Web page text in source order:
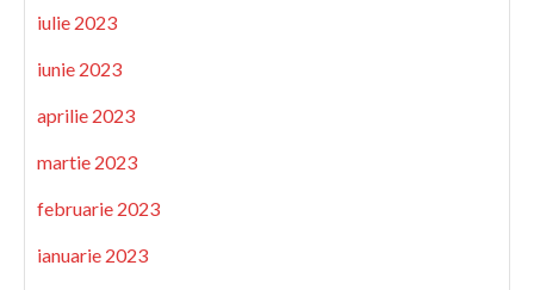
iulie 2023
iunie 2023
aprilie 2023
martie 2023
februarie 2023
ianuarie 2023